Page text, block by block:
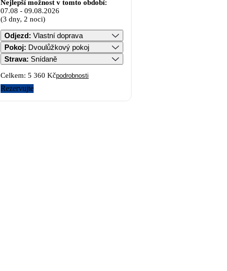
Nejlepší možnost v tomto období:
07.08 - 09.08.2026
(3 dny, 2 noci)
Odjezd: Vlastní doprava
Pokoj: Dvoulůžkový pokoj
Strava: Snídaně
Celkem: 5 360 Kčpodrobnosti
Rezervujte